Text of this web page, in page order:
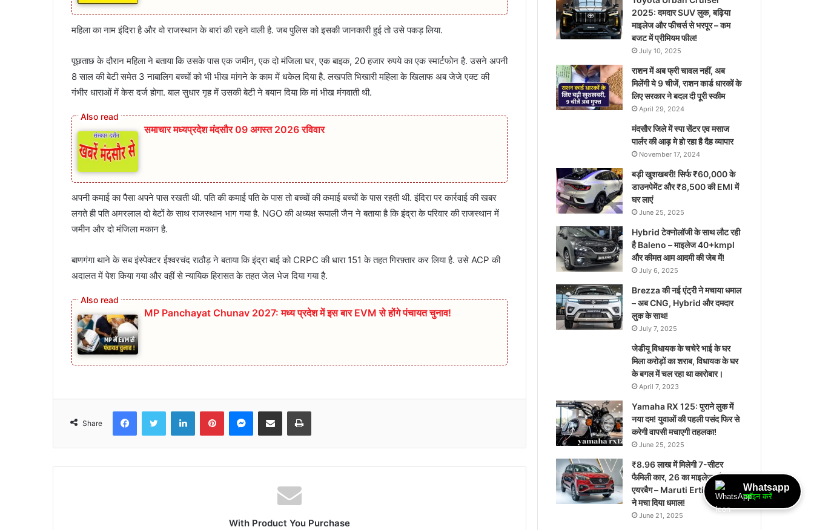
महिला का नाम इंदिरा है और वो राजस्थान के बारां की रहने वाली है. जब पुलिस को इसकी जानकारी हुई तो उसे पकड़ लिया.
पूछताछ के दौरान महिला ने बताया कि उसके पास एक जमीन, एक दो मंजिला घर, एक बाइक, 20 हजार रुपये का एक स्मार्टफोन है. उसने अपनी
8 साल की बेटी समेत 3 नाबालिग बच्चों को भी भीख मांगने के काम में धकेल दिया है. लखपति भिखारी महिला के खिलाफ अब जेजे एक्ट की
गंभीर धाराओं में केस दर्ज होगा. बाल सुधार गृह में उसकी बेटी ने बयान दिया कि मां भीख मंगवाती थी.
समाचार मध्यप्रदेश मंदसौर 09 अगस्त 2026 रविवार
अपनी कमाई का पैसा अपने पास रखती थी. पति की कमाई पति के पास तो बच्चों की कमाई बच्चों के पास रहती थी. इंदिरा पर कार्रवाई की खबर
लगते ही पति अमरलाल दो बेटों के साथ राजस्थान भाग गया है. NGO की अध्यक्ष रूपाली जैन ने बताया है कि इंद्रा के परिवार की राजस्थान में
जमीन और दो मंजिला मकान है.
बाणगंगा थाने के सब इंस्पेक्टर ईश्वरचंद राठौड़ ने बताया कि इंद्रा बाई को CRPC की धारा 151 के तहत गिरफ़्तार कर लिया है. उसे ACP की
अदालत में पेश किया गया और वहीं से न्यायिक हिरासत के तहत जेल भेज दिया गया है.
MP Panchayat Chunav 2027: मध्य प्रदेश में इस बार EVM से होंगे पंचायत चुनाव!
Share
FacebookTwitter LinkedInPinterestMessenger
Share via Email Print
With Product You Purchase
2025: दमदार SUV लुक, बढ़िया
माइलेज और फीचर्स से भरपूर – कम
बजट में प्रीमियम फील!
July 10, 2025
राशन में अब फ्री चावल नहीं, अब
मिलेंगी ये 9 चीजें, राशन कार्ड धारकों के
लिए सरकार ने बदल दी पूरी स्कीम
April 29, 2024
मंदसौर जिले में स्पा सेंटर एव मसाज
पार्लर की आड़ मे हो रहा है दैह व्यापार
November 17, 2024
बड़ी खुशखबरी! सिर्फ ₹60,000 के
डाउनपेमेंट और ₹8,500 की EMI में
घर लाएं
June 25, 2025
Hybrid टेक्नोलॉजी के साथ लौट रही
है Baleno – माइलेज 40+kmpl
और कीमत आम आदमी की जेब में!
July 6, 2025
Brezza की नई एंट्री ने मचाया धमाल
– अब CNG, Hybrid और दमदार
लुक के साथ!
July 7, 2025
जेडीयू विधायक के चचेरे भाई के घर
मिला करोड़ों का शराब, विधायक के घर
के बगल में चल रहा था कारोबार।
April 7, 2023
Yamaha RX 125: पुराने लुक में
नया दम! युवाओं की पहली पसंद फिर से
करेगी वापसी मचाएगी तहलका!
June 25, 2025
₹8.96 लाख में मिलेगी 7-सीटर
फैमिली कार, 26 का माइलेज और 6
एयरबैग – Maruti Ertiga 2025
ने मचा दिया धमाल!
June 21, 2025
Whatsapp
ज्वॉइन करें